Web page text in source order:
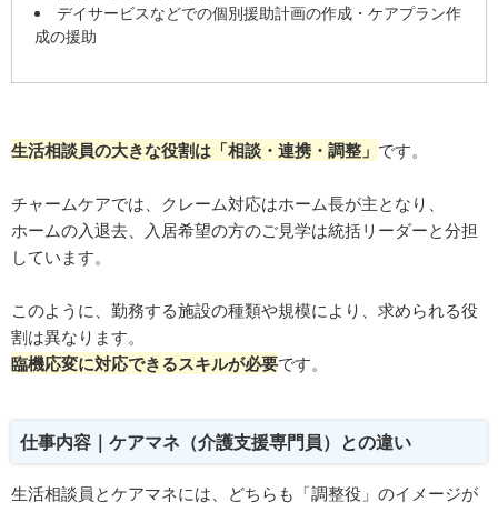
デイサービスなどでの個別援助計画の作成・ケアプラン作
成の援助
生活相談員の大きな役割は「相談・連携・調整」 です。
チャームケアでは、クレーム対応はホーム長が主となり、
ホームの入退去、入居希望の方のご見学は統括リーダーと分担
しています。
このように、勤務する施設の種類や規模により、求められる役
割は異なります。
臨機応変に対応できるスキルが必要です。
仕事内容｜ケアマネ（介護支援専門員）との違い
生活相談員とケアマネには、どちらも「調整役」のイメージが